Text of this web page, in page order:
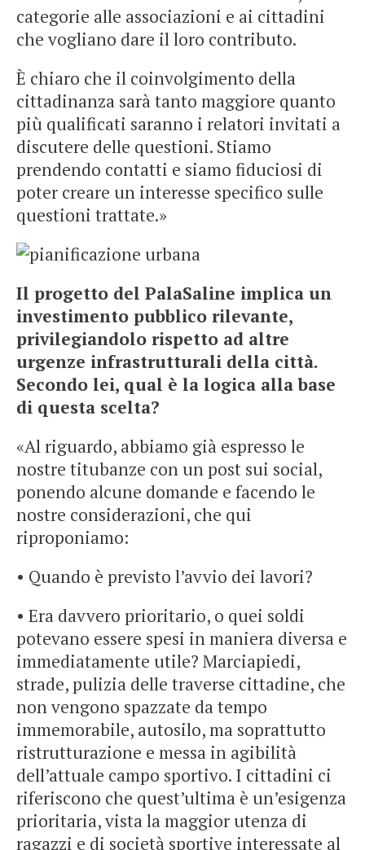
categorie alle associazioni e ai cittadini
che vogliano dare il loro contributo.
È chiaro che il coinvolgimento della
cittadinanza sarà tanto maggiore quanto
più qualificati saranno i relatori invitati a
discutere delle questioni. Stiamo
prendendo contatti e siamo fiduciosi di
poter creare un interesse specifico sulle
questioni trattate.»
Il progetto del PalaSaline implica un
investimento pubblico rilevante,
privilegiandolo rispetto ad altre
urgenze infrastrutturali della città.
Secondo lei, qual è la logica alla base
di questa scelta?
«Al riguardo, abbiamo già espresso le
nostre titubanze con un post sui social,
ponendo alcune domande e facendo le
nostre considerazioni, che qui
riproponiamo:
• Quando è previsto l’avvio dei lavori?
• Era davvero prioritario, o quei soldi
potevano essere spesi in maniera diversa e
immediatamente utile? Marciapiedi,
strade, pulizia delle traverse cittadine, che
non vengono spazzate da tempo
immemorabile, autosilo, ma soprattutto
ristrutturazione e messa in agibilità
dell’attuale campo sportivo. I cittadini ci
riferiscono che quest’ultima è un’esigenza
prioritaria, vista la maggior utenza di
ragazzi e di società sportive interessate al